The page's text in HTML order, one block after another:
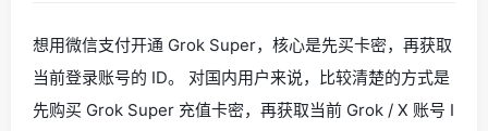
想用微信支付开通 Grok Super，核心是先买卡密，再获取
当前登录账号的 ID。 对国内用户来说，比较清楚的方式是
先购买 Grok Super 充值卡密，再获取当前 Grok / X 账号 I